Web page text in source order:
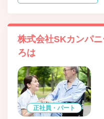
株式会社SKカンパ
ろは
正社員・パート